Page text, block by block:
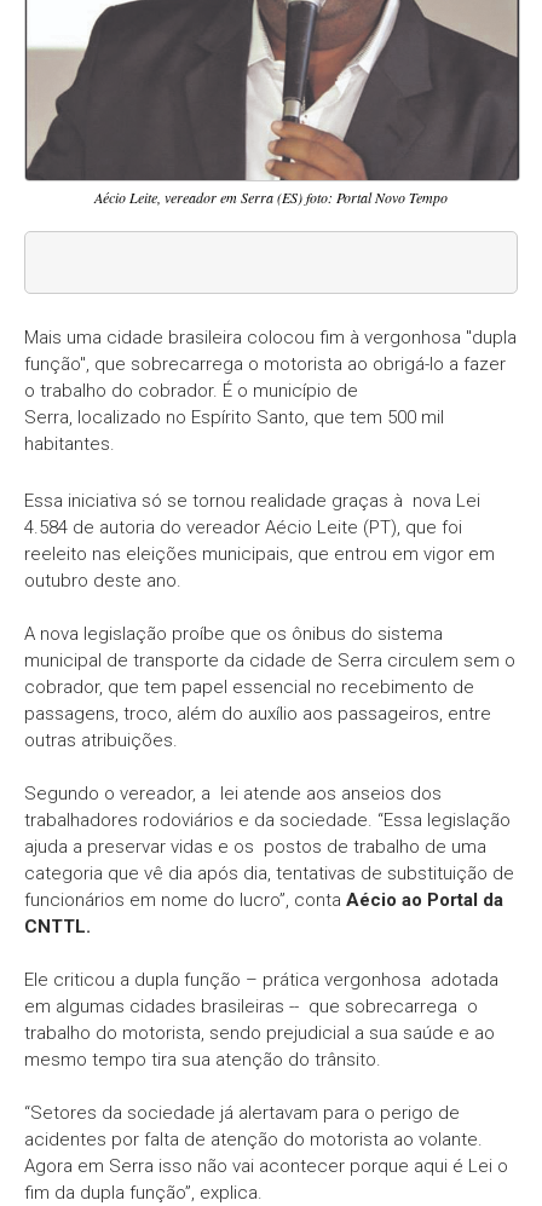
Aécio Leite, vereador em Serra (ES) foto: Portal Novo Tempo
Mais uma cidade brasileira colocou fim à vergonhosa "dupla
função", que sobrecarrega o motorista ao obrigá-lo a fazer
o trabalho do cobrador. É o município de
Serra, localizado no Espírito Santo, que tem 500 mil
habitantes.
Essa iniciativa só se tornou realidade graças à nova Lei
4.584 de autoria do vereador Aécio Leite (PT), que foi
reeleito nas eleições municipais, que entrou em vigor em
outubro deste ano.
A nova legislação proíbe que os ônibus do sistema
municipal de transporte da cidade de Serra circulem sem o
cobrador, que tem papel essencial no recebimento de
passagens, troco, além do auxílio aos passageiros, entre
outras atribuições.
Segundo o vereador, a lei atende aos anseios dos
trabalhadores rodoviários e da sociedade. “Essa legislação
ajuda a preservar vidas e os postos de trabalho de uma
categoria que vê dia após dia, tentativas de substituição de
funcionários em nome do lucro”, conta Aécio ao Portal da
CNTTL.
Ele criticou a dupla função – prática vergonhosa adotada
em algumas cidades brasileiras -- que sobrecarrega o
trabalho do motorista, sendo prejudicial a sua saúde e ao
mesmo tempo tira sua atenção do trânsito.
“Setores da sociedade já alertavam para o perigo de
acidentes por falta de atenção do motorista ao volante.
Agora em Serra isso não vai acontecer porque aqui é Lei o
fim da dupla função”, explica.